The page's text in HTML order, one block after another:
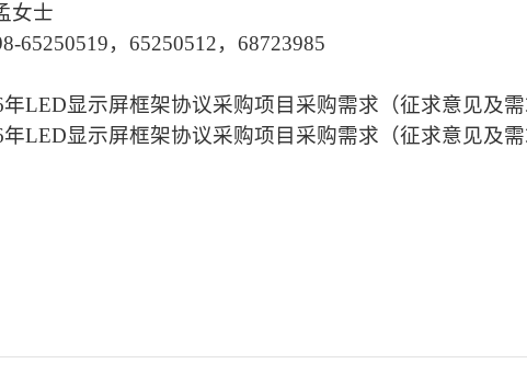
女士
65250519，65250512，68723985
LED显示屏框架协议采购项目采购需求（征求意见及需
年LED显示屏框架协议采购项目采购需求（征求意见及